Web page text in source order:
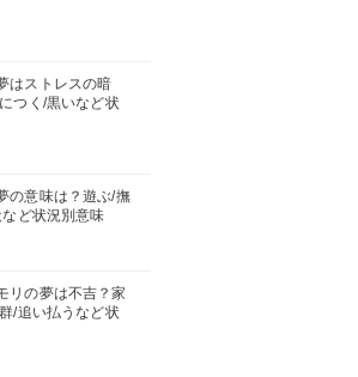
はストレスの暗
つく/黒いなど状
の意味は？遊ぶ/撫
ど状況別意味
リの夢は不吉？家
/追い払うなど状